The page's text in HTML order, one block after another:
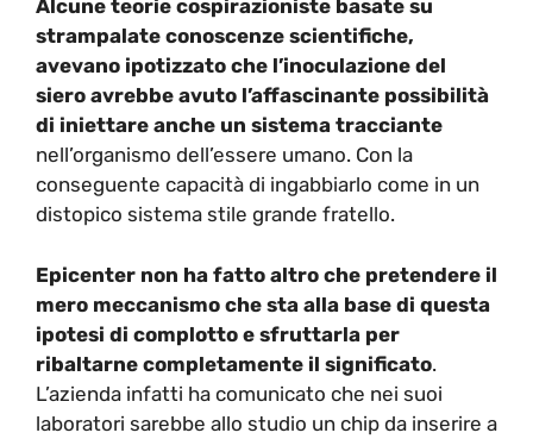
Alcune teorie cospirazioniste basate su
strampalate conoscenze scientifiche,
avevano ipotizzato che l’inoculazione del
siero avrebbe avuto l’affascinante possibilità
di iniettare anche un sistema tracciante
nell’organismo dell’essere umano. Con la
conseguente capacità di ingabbiarlo come in un
distopico sistema stile grande fratello.
Epicenter non ha fatto altro che pretendere il
mero meccanismo che sta alla base di questa
ipotesi di complotto e sfruttarla per
ribaltarne completamente il significato.
L’azienda infatti ha comunicato che nei suoi
laboratori sarebbe allo studio un chip da inserire a